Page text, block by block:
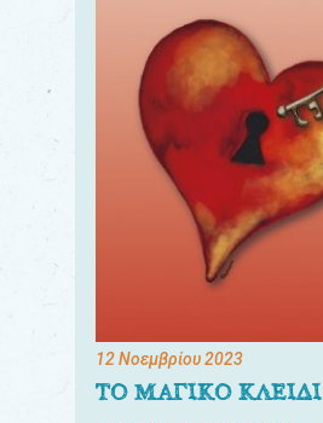
12 Νοεμβρίου 2023
ΤΟ ΜΑΓΙΚΟ ΚΛΕΙΔΙ